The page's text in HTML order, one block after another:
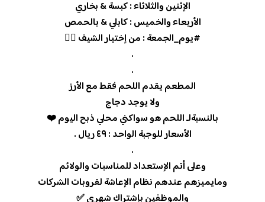
الإثنين والثلاثاء : كبسة & بخاري
الأربعاء والخميس : كابلي & بالحمص
#يوم_الجمعة : من إختيار الشيف 👆🏻
.
.
المطعم يقدم اللحم فقط مع الأرز
ولا يوجد دجاج
بالنسبةلـ اللحم هو سواكني محلي ذبح اليوم ❤️
الأسعار للوجبة الواحد : ٤٩ ريال .
.
وعلى أتم الإستعداد للمناسبات والولائم
ومايميزهم عندهم نظام الإعاشة لقروبات الشركات
والموظفين بإشتراك شهري ✅